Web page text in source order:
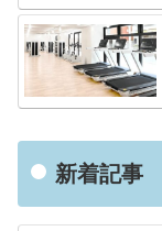
新着記事